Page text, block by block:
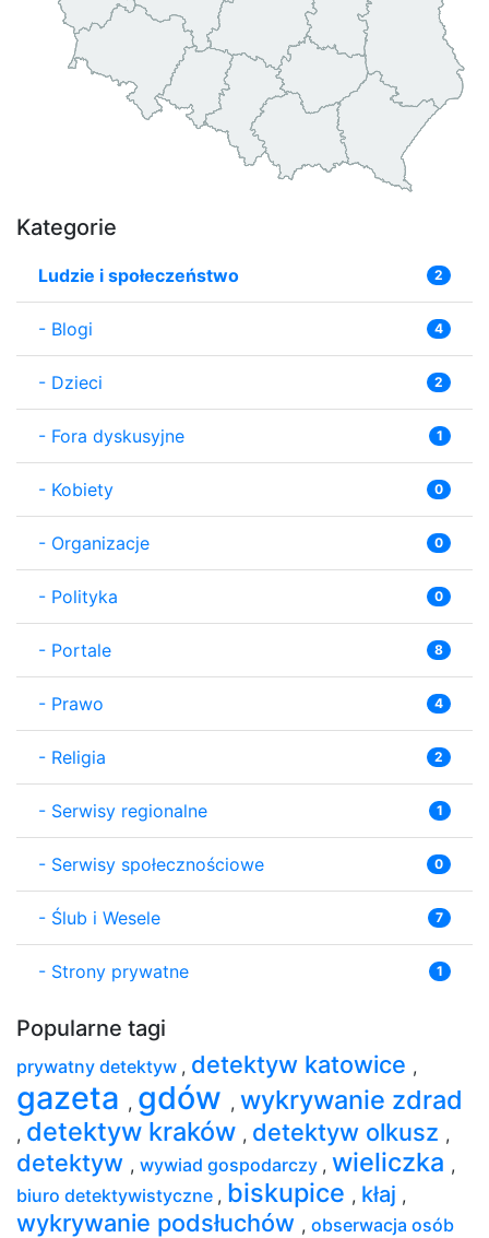
Kategorie
Ludzie i społeczeństwo 2
- Blogi 4
- Dzieci 2
- Fora dyskusyjne 1
- Kobiety 0
- Organizacje 0
- Polityka 0
- Portale 8
- Prawo 4
- Religia 2
- Serwisy regionalne 1
- Serwisy społecznościowe 0
- Ślub i Wesele 7
- Strony prywatne 1
Popularne tagi
prywatny detektyw , detektyw katowice ,
gazeta , gdów , wykrywanie zdrad
, detektyw kraków , detektyw olkusz ,
detektyw , wywiad gospodarczy , wieliczka ,
biuro detektywistyczne , biskupice , kłaj ,
wykrywanie podsłuchów , obserwacja osób